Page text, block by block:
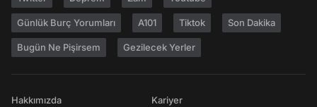
Günlük Burç Yorumları A101 Tiktok Son Dakika
Bugün Ne Pişirsem Gezilecek Yerler
Hakkımızda
Kariyer